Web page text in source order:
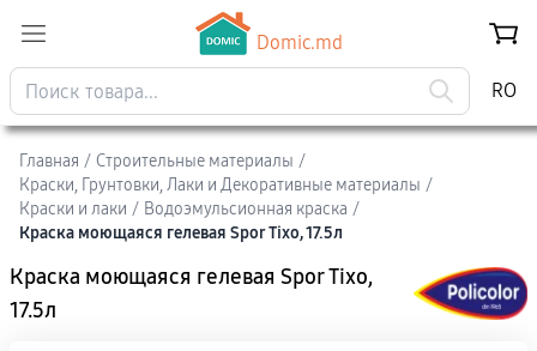
Domic.md
RO
Главная / Строительные материалы /
Краски, Грунтовки, Лаки и Декоративные материалы /
Краски и лаки / Водоэмульсионная краска /
Краска моющаяся гелевая Spor Tixo, 17.5л
Краска моющаяся гелевая Spor Tixo,
17.5л